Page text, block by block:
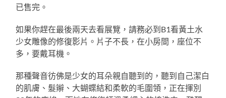
已售完。
如果你趕在最後兩天去看展覽，請務必到B1看黃土水
少女雕像的修復影片。片子不長，在小房間，座位不
多，要戴耳機。
那種聲音彷佛是少女的耳朵親自聽到的，聽到自己潔白
的肌膚、髮辮、大蝴蝶結和柔軟的毛圍領，正在揮別